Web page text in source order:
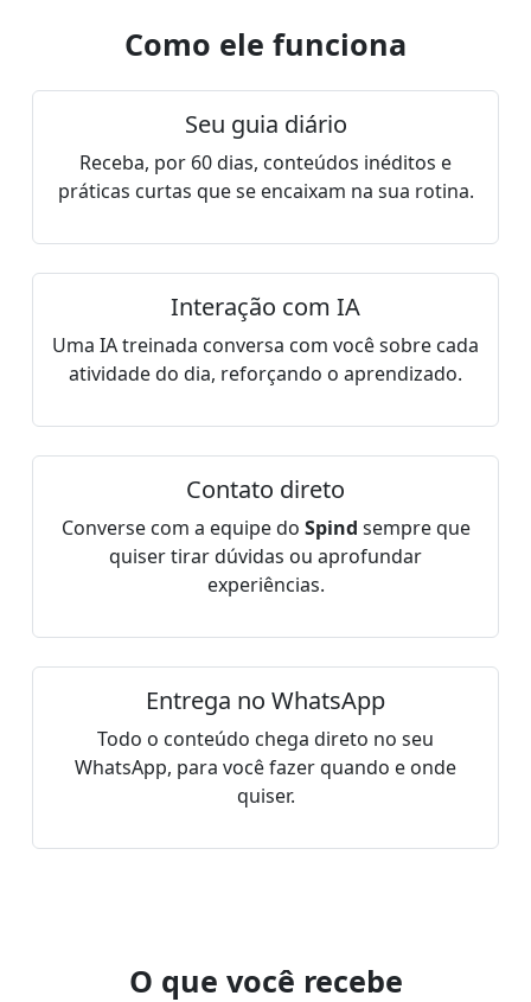
Como ele funciona
Seu guia diário
Receba, por 60 dias, conteúdos inéditos e
práticas curtas que se encaixam na sua rotina.
Interação com IA
Uma IA treinada conversa com você sobre cada
atividade do dia, reforçando o aprendizado.
Contato direto
Converse com a equipe do Spind sempre que
quiser tirar dúvidas ou aprofundar
experiências.
Entrega no WhatsApp
Todo o conteúdo chega direto no seu
WhatsApp, para você fazer quando e onde
quiser.
O que você recebe